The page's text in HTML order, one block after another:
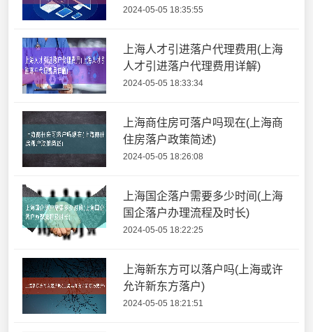
2024-05-05 18:35:55
上海人才引进落户代理费用(上海
人才引进落户代理费用详解)
2024-05-05 18:33:34
上海商住房可落户吗现在(上海商
住房落户政策简述)
2024-05-05 18:26:08
上海国企落户需要多少时间(上海
国企落户办理流程及时长)
2024-05-05 18:22:25
上海新东方可以落户吗(上海或许
允许新东方落户)
2024-05-05 18:21:51